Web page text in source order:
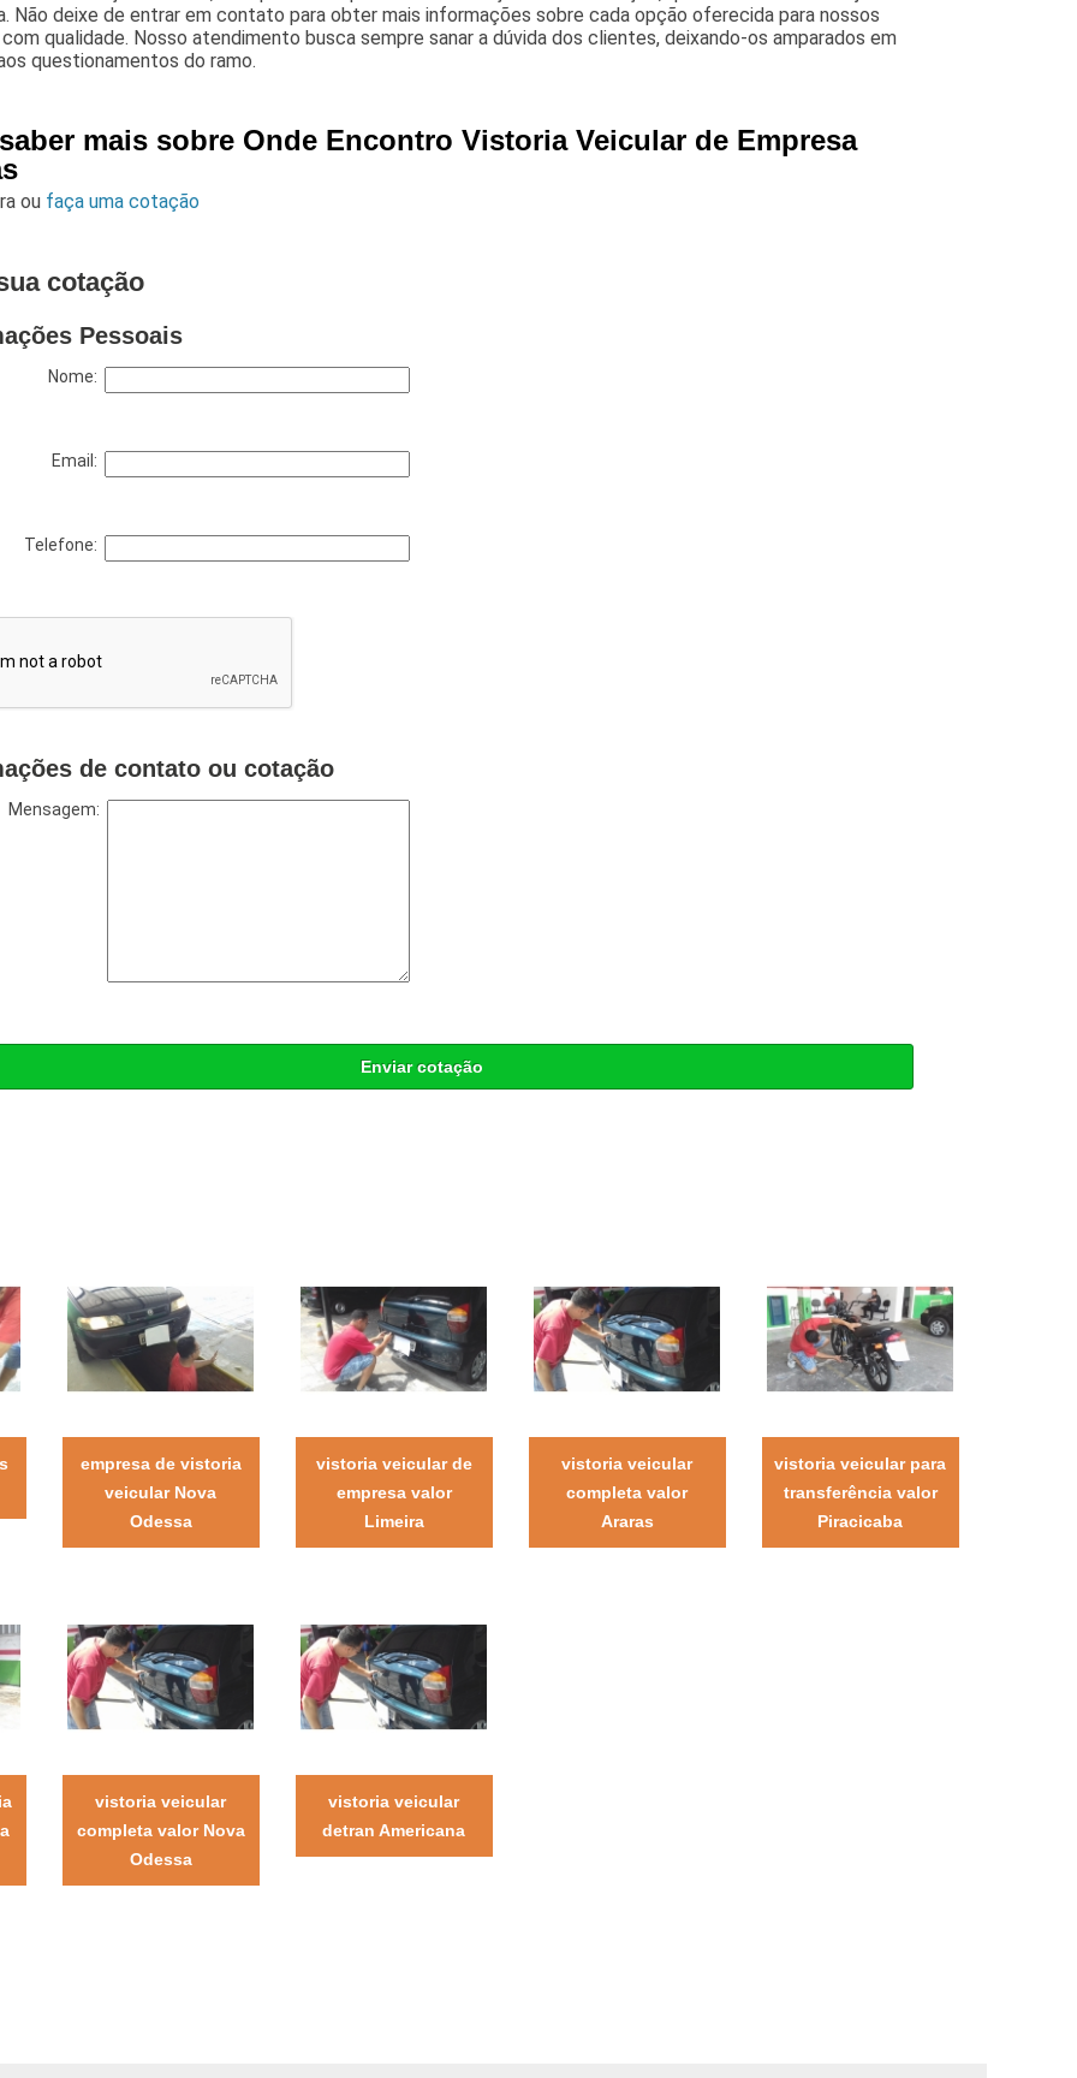
Não deixe de entrar em contato para obter mais informações sobre cada opção oferecida para nossos
qualidade. Nosso atendimento busca sempre sanar a dúvida dos clientes, deixando-os amparados em
questionamentos do ramo.
mais sobre Onde Encontro Vistoria Veicular de Empresa
ou faça uma cotação
cotação
Pessoais
Nome:
Email:
Telefone:
de contato ou cotação
Mensagem:
Enviar cotação
empresa de vistoria
veicular Nova
Odessa
vistoria veicular de
empresa valor
Limeira
vistoria veicular
completa valor
Araras
vistoria veicular para
transferência valor
Piracicaba
vistoria veicular
completa valor Nova
Odessa
vistoria veicular
detran Americana